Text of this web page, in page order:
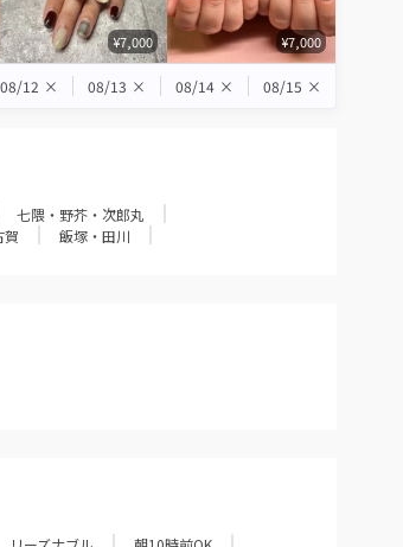
¥7,000 ¥7,000
08/12 × 08/13 × 08/14 × 08/15 ×
七隈・野芥・次郎丸
賀 飯塚・田川